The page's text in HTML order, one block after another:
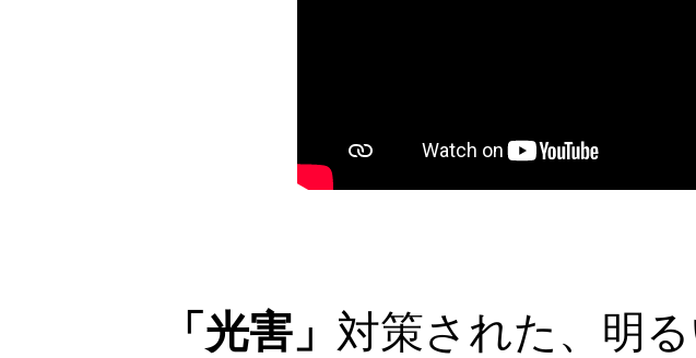
「光害」 対策された、明